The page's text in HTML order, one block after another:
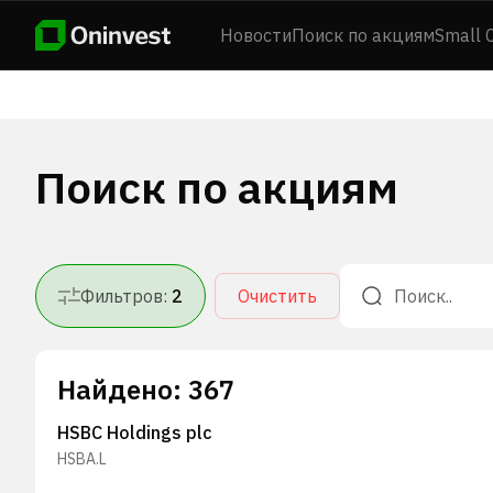
НовостиПоиск по акциямSmall
Поиск по акциям
Фильтров: 2 Очистить
Найдено: 367
HSBC Holdings plc
HSBA.L